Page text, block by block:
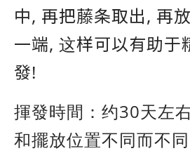
中, 再把藤条取出, 再
一端, 这样可以有助于
發!
揮發時間：约30天左
和擺放位置不同而不同